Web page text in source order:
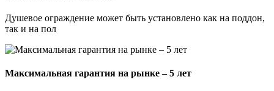
Душевое ограждение может быть установлено как на поддон,
так и на пол
Максимальная гарантия на рынке – 5 лет